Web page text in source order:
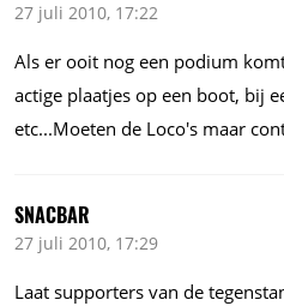
27 juli 2010, 17:22
Als er ooit nog een podium
actige plaatjes op een boot, bij
etc...Moeten de Loco's maar
SNACBAR
27 juli 2010, 17:29
Laat supporters van de